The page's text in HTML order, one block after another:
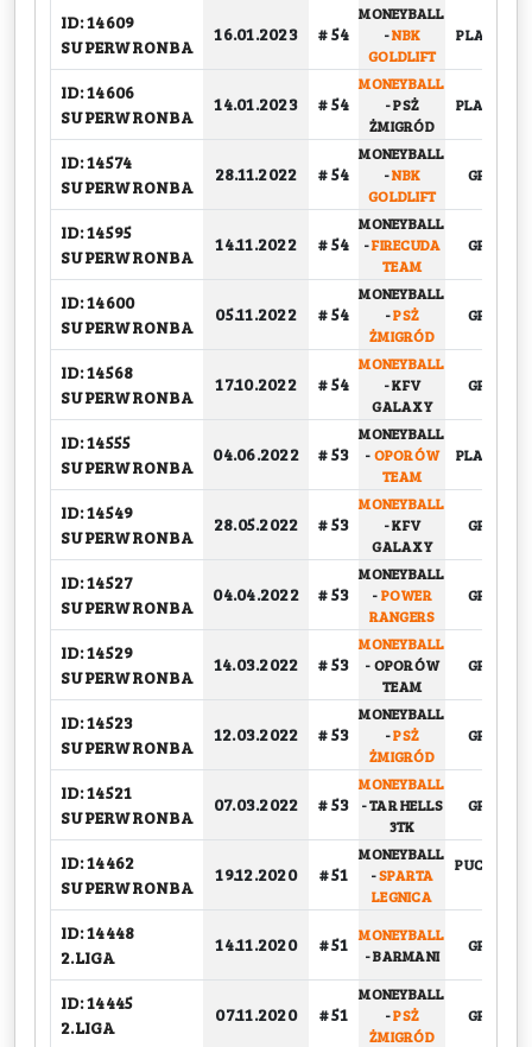
ID: 14609
SUPERWRONBA
16.01.2023 # 54
MONEYBALL
-NBK
GOLDLIFT
PLAY-OFF,
ID: 14606
SUPERWRONBA
14.01.2023 # 54
MONEYBALL
-PSŻ
ŻMIGRÓD
PLAY-OFF,
ID: 14574
SUPERWRONBA
28.11.2022 # 54
MONEYBALL
-NBK
GOLDLIFT
ID: 14595
SUPERWRONBA
14.11.2022 # 54
MONEYBALL
-FIRECUDA
TEAM
ID: 14600
SUPERWRONBA
05.11.2022 # 54
MONEYBALL
-PSŻ
ŻMIGRÓD
ID: 14568
SUPERWRONBA
17.10.2022 # 54
MONEYBALL
-KFV
GALAXY
ID: 14555
SUPERWRONBA
04.06.2022 # 53
MONEYBALL
-OPORÓW
TEAM
PLAY-OFF,
ID: 14549
SUPERWRONBA
28.05.2022 # 53
MONEYBALL
-KFV
GALAXY
ID: 14527
SUPERWRONBA
04.04.2022 # 53
MONEYBALL
-POWER
RANGERS
ID: 14529
SUPERWRONBA
14.03.2022 # 53
MONEYBALL
-OPORÓW
TEAM
ID: 14523
SUPERWRONBA
12.03.2022 # 53
MONEYBALL
-PSŻ
ŻMIGRÓD
ID: 14521
SUPERWRONBA
07.03.2022 # 53
MONEYBALL
-TAR HELLS
3TK
ID: 14462
SUPERWRONBA
19.12.2020 # 51
MONEYBALL
-SPARTA
LEGNICA
ID: 14448
2.LIGA
14.11.2020 # 51 MONEYBALL
-BARMANI
ID: 14445
2.LIGA
07.11.2020 # 51
MONEYBALL
-PSŻ
ŻMIGRÓD